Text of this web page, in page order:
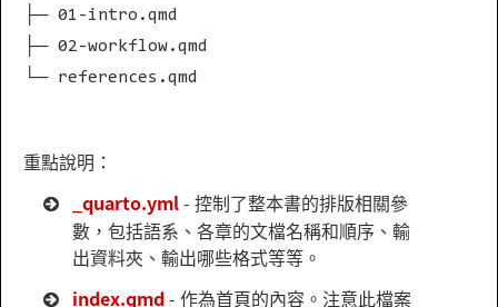
├─ 01-intro.qmd
├─ 02-workflow.qmd
└─ references.qmd
重點說明：
_quarto.yml- 控制了整本書的排版相關參
數，包括語系、各章的文檔名稱和順序、輸
出資料夾、輸出哪些格式等等。
index.qmd - 作為首頁的內容。注意此檔案